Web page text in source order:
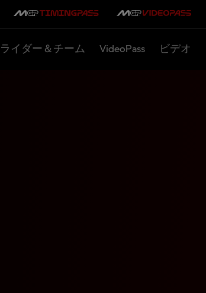
ライダー＆チーム VideoPass ビデオ